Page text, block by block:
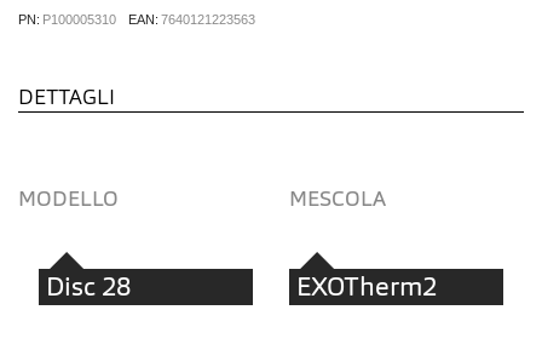
PN: P100005310 EAN: 7640121223563
DETTAGLI
MODELLO MESCOLA
Disc 28 EXOTherm2